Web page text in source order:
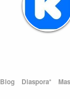
Blog Diaspora*